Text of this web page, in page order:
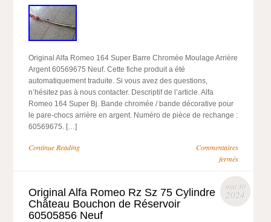
Original Alfa Romeo 164 Super Barre Chromée Moulage Arrière
Argent 60569675 Neuf. Cette fiche produit a été
automatiquement traduite. Si vous avez des questions,
n’hésitez pas à nous contacter. Descriptif de l’article. Alfa
Romeo 164 Super Bj. Bande chromée / bande décorative pour
le pare-chocs arrière en argent. Numéro de pièce de rechange :
60569675. […]
Continue Reading
Commentaires
fermés
mai 30
2024
Original Alfa Romeo Rz Sz 75 Cylindre
Château Bouchon de Réservoir
60505856 Neuf